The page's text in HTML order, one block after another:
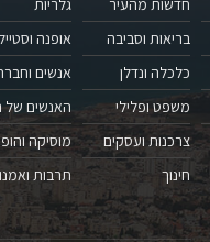
חדשות מהעיר
בריאות וסביבה
כלכלה ונדלן
משפט ופלילי
צרכנות ועסקים
חינוך
גלריות
אופנה וסטייל
אנשים
האנשים של
מוסיקה
תרבות